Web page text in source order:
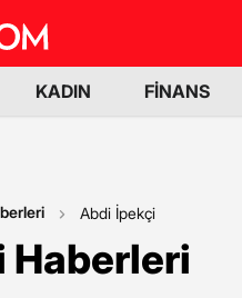
KADIN FİNANS
Abdi İpekçi
Haberleri